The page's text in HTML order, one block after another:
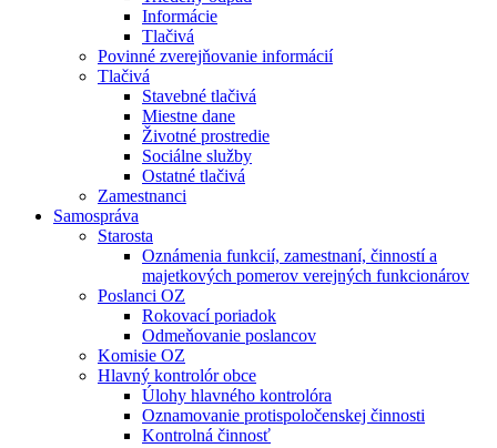
Informácie
Tlačivá
Povinné zverejňovanie informácií
Tlačivá
Stavebné tlačivá
Miestne dane
Životné prostredie
Sociálne služby
Ostatné tlačivá
Zamestnanci
Samospráva
Starosta
Oznámenia funkcií, zamestnaní, činností a
majetkových pomerov verejných funkcionárov
Poslanci OZ
Rokovací poriadok
Odmeňovanie poslancov
Komisie OZ
Hlavný kontrolór obce
Úlohy hlavného kontrolóra
Oznamovanie protispoločenskej činnosti
Kontrolná činnosť